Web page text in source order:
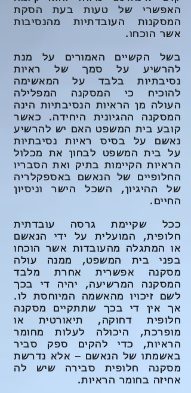
האפשרי של טעות בעת הסקת
המסקנות העובדתיות מהנסיבות
אשר הוכחו.
בשל הקשיים האמורים על מנת
להרשיע על סמך של ראיות
נסיבתיות בלבד על המאשימה
להוכיח כי המסקנה המפלילה
העולה מן הראיות הנסיבתיות הינה
המסקנה ההגיונית היחידה. כאשר
קובע בית המשפט האם יש להרשיע
נאשם על בסיס ראיות נסיבתיות
על בית המשפט לבחון את מכלול
הראיות הקיימות בתיק ואת הסבריו
החלופיים של הנאשם באספקלריה
של ההיגיון, השכל הישר וניסיון
החיים.
ככל שקיימת גרסה עובדתית
חלופית, המועלית על ידי הנאשם
או המתגלה מהעובדות אשר הוכחו
בפני בית המשפט, ממנה עולה
מסקנה אפשרית אחרת מלבד
המסקנה המרשיעה, יהיה די בכך
לשם זיכויו מהאשמה המיוחסת לו.
אך אין די בכך שתתקיים מסקנה
חלופית דחוקה, תיאורטית או
מופרכת, היכולה לעלות מחומר
הראיות, כדי להקים ספק סביר
באשמתו של הנאשם – אלא נדרשת
מסקנה חלופית סבירה שיש לה
אחיזה בחומר הראיות.